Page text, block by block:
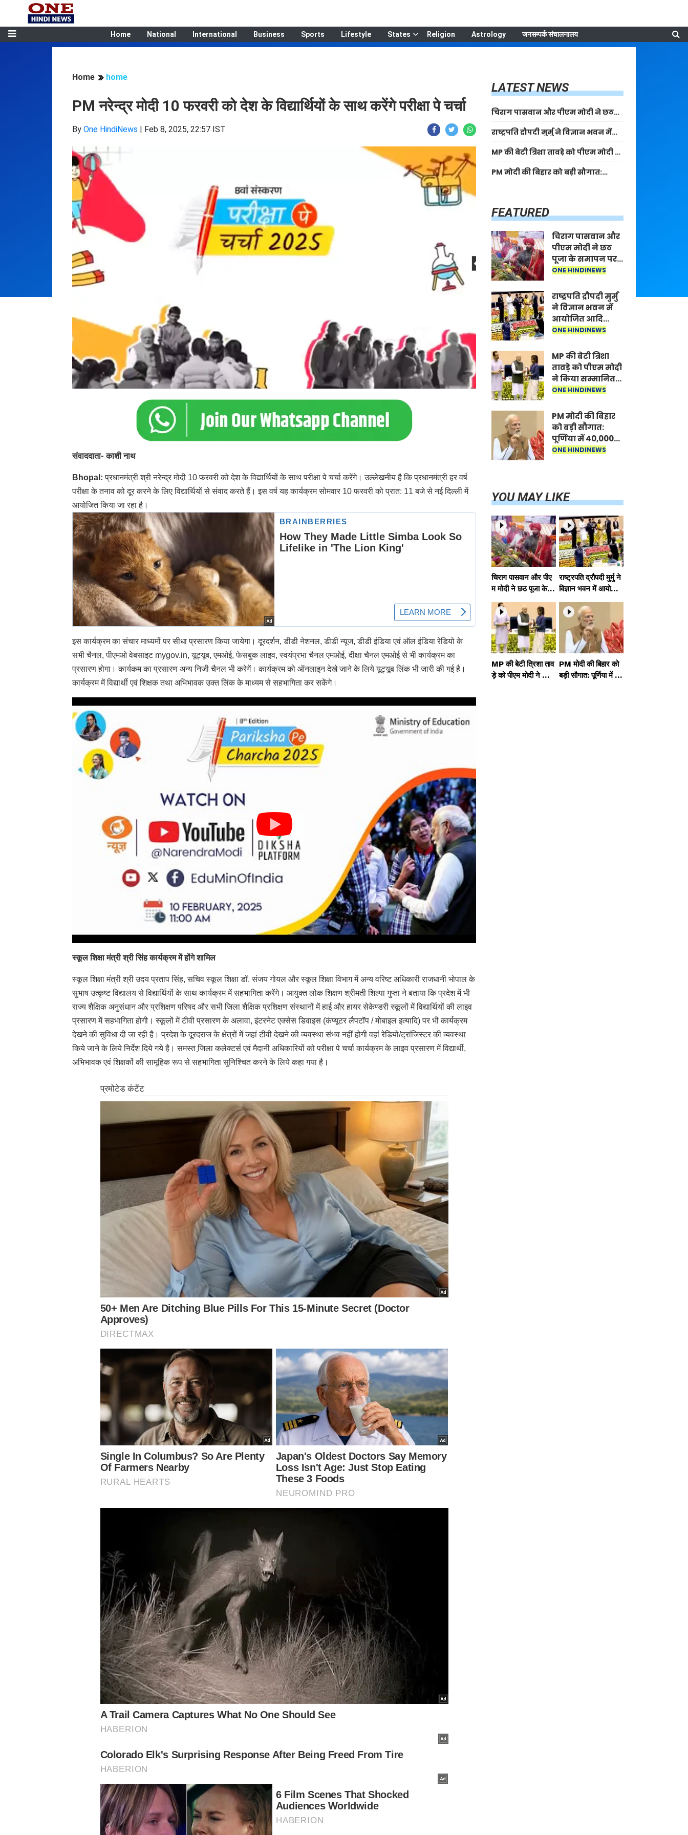
Home National International Business Sports Lifestyle States Religion Astrology जनसम्पर्क संचालनालय
Home home
PM नरेन्‍द्र मोदी 10 फरवरी को देश के विद्यार्थियों के साथ करेंगे परीक्षा पे चर्चा
By One HindiNews | Feb 8, 2025, 22:57 IST
संवाददाता- काशी नाथ
Bhopal:प्रधानमंत्री श्री नरेन्‍द्र मोदी 10 फरवरी को देश के विद्यार्थियों के साथ परीक्षा पे चर्चा करेंगे। उल्‍लेखनीय है कि प्रधानमंत्री हर वर्ष
परीक्षा के तनाव को दूर करने के लिए विद्यार्थियों से संवाद करते हैं। इस वर्ष यह कार्यक्रम सोमवार 10 फरवरी को प्रात: 11 बजे से नई दिल्‍ली में
आयोजित किया जा रहा है।
इस कार्यक्रम का संचार माध्‍यमों पर सीधा प्रसारण किया जायेगा। दूरदर्शन, डीडी नेशनल, डीडी न्यूज, डीडी इंडिया एवं ऑल इंडिया रेडियो के
सभी चैनल, पीएमओ वेबसाइट mygov.in, यूट्यूब, एमओई, फेसबुक लाइव, स्वयंप्रभा चैनल एमओई, दीक्षा चैनल एमओई से भी कार्यक्रम का
प्रसारण होगा। कार्यकम का प्रसारण अन्य निजी चैनल भी करेगें। कार्यक्रम को ऑनलाइन देखे जाने के लिये यूट्यूब लिंक भी जारी की गई है।
कार्यक्रम में विद्यार्थी एवं शिक्षक तथा अभिभावक उक्त लिंक के माध्यम से सहभागिता कर सकेंगे।
स्कूल शिक्षा मंत्री श्री सिंह कार्यक्रम में होंगे शामिल
स्‍कूल शिक्षा मंत्री श्री उदय प्रताप सिंह, सचिव स्‍कूल शिक्षा डॉ. संजय गोयल और स्कूल शिक्षा विभाग में अन्‍य वरिष्‍ट अधिकारी राजधानी भोपाल के
सुभाष उत्‍कृष्‍ट विद्यालय से विद्यार्थियों के साथ कार्यक्रम में सहभागिता करेंगे। आयुक्‍त लोक शिक्षण श्रीमती शिल्‍पा गुप्‍ता ने बताया कि प्रदेश में भी
राज्य शैक्षिक अनुसंधान और प्रशिक्षण परिषद और सभी जिला शैक्षिक प्रशिक्षण संस्थानों में हाई और हायर सेकेण्डरी स्‍कूलों में विद्यार्थियों की लाइव
प्रसारण में सहभागिता होगी। स्‍कूलों में टीवी प्रसारण के अलावा, इंटरनेट एक्सेस डिवाइस (कंप्यूटर लैपटॉप / मोबाइल इत्यादि) पर भी कार्यक्रम
देखने की सुविधा दी जा रही है। प्रदेश के दूरदराज के क्षेत्रों में जहां टीवी देखने की व्यवस्था संभव नहीं होगी वहां रेडियो/ट्रांजिस्टर की व्यवस्था
किये जाने के लिये निर्देश दिये गये है। समस्‍त जि़ला कलेक्‍टर्स एवं मैदानी अधिकारियों को परीक्षा पे चर्चा कार्यक्रम के लाइव प्रसारण में विद्यार्थी,
अभिभावक एवं शिक्षकों की सामूहिक रूप से सहभागिता सुनिश्चित करने के लिये कहा गया है।
LATEST NEWS
चिराग पासवान और पीएम मोदी ने छठ
पूजा के समापन पर देशवासियों को दी
शुभकामनाएं, छठी मैया से देश की समृद्धि
की कामना की
राष्ट्रपति द्रौपदी मुर्मु ने विज्ञान भवन में
आयोजित आदि कर्मयोगी अभियान पर
राष्ट्रीय कॉन्क्लेव में मध्यप्रदेश को
सम्मानित किया
MP की बेटी त्रिशा तावड़े को पीएम मोदी ने
किया सम्मानित, राष्ट्रीय स्तर पर लहराया
कौशल विकास का परचम
PM मोदी की बिहार को बड़ी सौगात:
FEATURED
चिराग पासवान और
पीएम मोदी ने छठ
पूजा के समापन पर
देशवासियों को दी
मैया से देश की
समृद्धि की
कामना की
ONE HINDINEWS
राष्ट्रपति द्रौपदी मुर्मु
ने विज्ञान भवन में
आयोजित आदि
कर्मयोगी अभियान
में मध्यप्रदेश को
सम्मानित किया
ONE HINDINEWS
MP की बेटी त्रिशा
तावड़े को पीएम मोदी
ने किया सम्मानित,
राष्ट्रीय स्तर पर
विकास का परचम
ONE HINDINEWS
PM मोदी की बिहार
को बड़ी सौगात:
पूर्णिया में 40,000
करोड़ की विकास
का नया युग शुरू
ONE HINDINEWS
YOU MAY LIKE
चिराग पासवान और पीए
म मोदी ने छठ पूजा के स
मापन पर देशवासियों को
दी शुभकामनाएं, छठी
मैया से देश की समृद्धि की
कामना की
राष्ट्रपति द्रौपदी मुर्मु ने
विज्ञान भवन में आयोजित
आदि कर्मयोगी अभियान
पर राष्ट्रीय कॉन्क्लेव में
मध्यप्रदेश को सम्मानित
किया
MP की बेटी त्रिशा ताव
ड़े को पीएम मोदी ने किया
PM मोदी की बिहार को
बड़ी सौगात: पूर्णिया में 4